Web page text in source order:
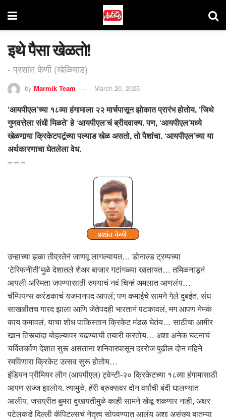
इथे पैसा खेळतो!
- प्रशांत केणी (खेळियाड)
by Marmik Team March 20, 2025
‘आयपीएल’च्या १८व्या हंगामाला २२ मार्चपासून झोकात प्रारंभ होतोय. ‘जिथे
गुणवत्तेला संधी मिळते’ हे ‘आयपीएल’चं ब्रीदवाक्य. पण, ‘आयपीएल’मध्ये
खेळणार्‍या क्रिकेटपटूंच्या पल्याड खेळ असतो, तो पैशांचा. ‘आयपीएल’च्या या
अर्थकारणाचा घेतलेला वेध.
– – –
उन्हाच्या झळा तीव्रतेनं जाणवू लागल्यायत… डोनाल्ड ट्रम्पच्या
‘टेरिफनीती’मुळे देशातले शेअर बाजार गटांगळ्या खातायत… तमिळनाडूनं
आपली अस्मिता जपण्यासाठी रुपयाचं नवं चिन्हं अमलात आणलंय…
चॅम्पियन्स करंडकाचं यजमानपद आपलं; पण कमाईचे सामने गेले दुबईत, संघ
साखळीतच गारद झाला आणि जेतेपदही भारतानं पटकावलं, मग आपण नेमकं
काय कमावलं, याचा शोध पाकिस्तान क्रिकेट मंडळ घेतंय… साठीचा आमीर
खान तिसर्‍यांदा बोहल्यावर चढण्याची तयारी करतोय… अशा अनेक घटनांचं
चर्वितचर्वण देशात सुरू असताना शनिवारपासून दररोज पुढील दोन महिने
रमविणारा क्रिकेट उत्सव सुरू होतोय…
इंडियन प्रीमियर लीग (आयपीएल) ट्वेन्टी-२० क्रिकेटच्या १८व्या हंगामासाठी
आपण सज्ज झालोय. त्यामुळे, हॅरी ब्रुक्सवर दोन वर्षांची बंदी घालण्यात
आलीय, जसप्रीत बुमरा दुखापतीमुळे काही सामने खेळू शकणार नाही, अक्षर
पटेलकडे दिल्ली कॅपिटल्सचं नेतृत्व सोपवण्यात आलंय अशा असंख्य बातम्या